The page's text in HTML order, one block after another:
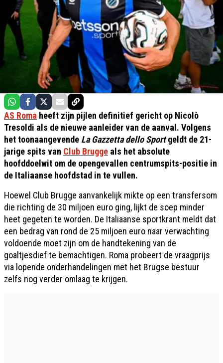
AS Roma heeft zijn pijlen definitief gericht op Nicolò
Tresoldi als de nieuwe aanleider van de aanval. Volgens
het toonaangevende La Gazzetta dello Sportgeldt de 21-
jarige spits van Club Brugge als het absolute
hoofddoelwit om de opengevallen centrumspits-positie in
de Italiaanse hoofdstad in te vullen.
Hoewel Club Brugge aanvankelijk mikte op een transfersom
die richting de 30 miljoen euro ging, lijkt de soep minder
heet gegeten te worden. De Italiaanse sportkrant meldt dat
een bedrag van rond de 25 miljoen euro naar verwachting
voldoende moet zijn om de handtekening van de
goaltjesdief te bemachtigen. Roma probeert de vraagprijs
via lopende onderhandelingen met het Brugse bestuur
zelfs nog verder omlaag te krijgen.